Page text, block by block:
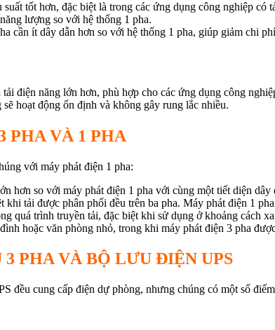
tốt hơn, đặc biệt là trong các ứng dụng công nghiệp có
lượng so với hệ thống 1 pha.
cần ít dây dẫn hơn so với hệ thống 1 pha, giúp giảm chi
điện năng lớn hơn, phù hợp cho các ứng dụng công
hoạt động ổn định và không gây rung lắc nhiều.
PHA VÀ 1 PHA
với máy phát điện 1 pha:
hơn so với máy phát điện 1 pha với cùng một tiết diện dây
tải được phân phối đều trên ba pha. Máy phát điện 1
quá trình truyền tải, đặc biệt khi sử dụng ở khoảng cách
hoặc văn phòng nhỏ, trong khi máy phát điện 3 pha
PHA VÀ BỘ LƯU ĐIỆN UPS
đều cung cấp điện dự phòng, nhưng chúng có một số